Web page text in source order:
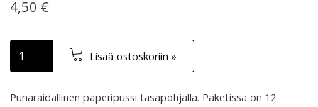
4,50 €
Lisää ostoskoriin »
Punaraidallinen paperipussi tasapohjalla. Paketissa on 12